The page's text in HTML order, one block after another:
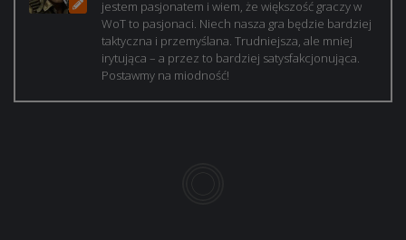
jestem pasjonatem i wiem, że większość graczy w
WoT to pasjonaci. Niech nasza gra będzie bardziej
taktyczna i przemyślana. Trudniejsza, ale mniej
irytująca – a przez to bardziej satysfakcjonująca.
Postawmy na miodność!